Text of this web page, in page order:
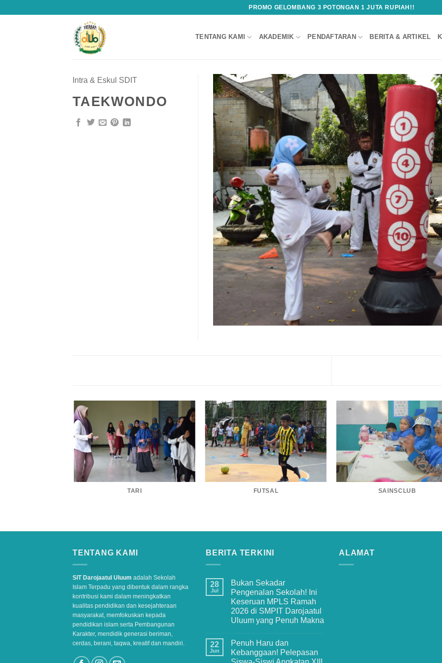
PROMO GELOMBANG 3 POTONGAN 1 JUTA RUPIAH!!
TENTANG KAMI AKADEMIK PENDAFTARAN BERITA & ARTIKEL
Intra & Eskul SDIT
TAEKWONDO
TARI FUTSAL
SAINSCLUB
TENTANG KAMI
SIT Darojaatul Uluum adalah Sekolah
Islam Terpadu yang dibentuk dalam rangka
kontribusi kami dalam meningkatkan
kualitas pendidikan dan kesejahteraan
masyarakat, memfokuskan kepada
pendidikan islam serta Pembangunan
Karakter, mendidik generasi beriman,
cerdas, berani, taqwa, kreatif dan mandiri.
BERITA TERKINI
28
Jul
Bukan Sekadar
Pengenalan Sekolah! Ini
Keseruan MPLS Ramah
2026 di SMPIT Darojaatul
Uluum yang Penuh Makna
on
Bukan
Sekadar
22
Jun
Penuh Haru dan
Kebanggaan! Pelepasan
ALAMAT